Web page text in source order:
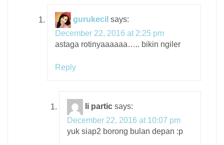
gurukecil says:
December 22, 2016 at 2:25 pm
astaga rotinyaaaaaa….. bikin ngiler
Reply
li partic says:
December 22, 2016 at 10:07 pm
yuk siap2 borong bulan depan :p